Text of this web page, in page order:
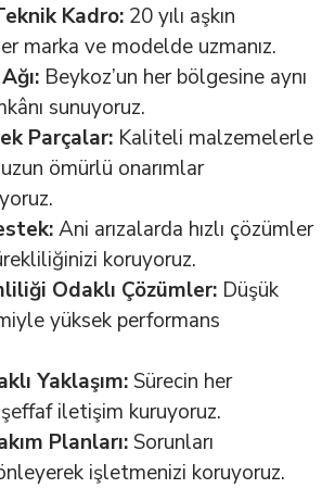
Kadro: 20 yılı aşkın
marka ve modelde uzmanız.
Beykoz’un her bölgesine aynı
sunuyoruz.
Parçalar: Kaliteli malzemelerle
ömürlü onarımlar
Ani arızalarda hızlı çözümler
koruyoruz.
Odaklı Çözümler: Düşük
yüksek performans
Yaklaşım:Sürecin her
şeffaf iletişim kuruyoruz.
Planları:Sorunları
işletmenizi koruyoruz.